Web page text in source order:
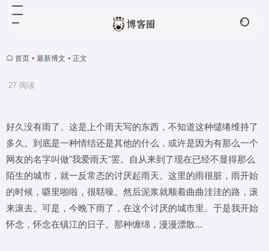
首页 • 最新博文 • 正文
27 阅读
好久没有雨了。这是上个雨天写的东西，不知道这种缱绻维持了
多久。到底是一种情结还是其他的什么，或许是因为有那么一个
网友的名字叫做"我爱雨天"罢。自从来到了现在已经不显得那么
陌生的城市，就一反常态的讨厌起雨天。这里的雨很脏，雨开始
的时候，噼里啪啦，很聒噪。然后泥浆就顺着曲曲洼洼的路，滚
来滚去。可是，今晚下雨了，在这个讨厌的城市里。于是我开始
怀念，怀念在镇江的日子。那种缠绵，漫漫漂散...